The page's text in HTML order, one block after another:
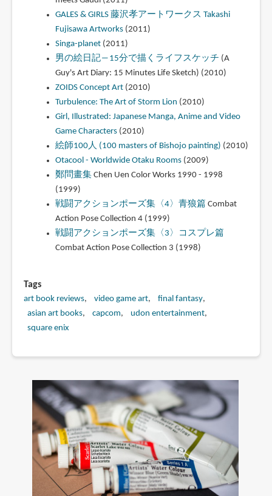
GALES & GIRLS 藤沢孝アートワークス Takashi
Fujisawa Artworks(2011)
Singa-planet(2011)
男の絵日記―15分で描くライフスケッチ (A
Guy's Art Diary: 15 Minutes Life Sketch) (2010)
ZOIDS Concept Art(2010)
Turbulence: The Art of Storm Lion (2010)
Girl, Illustrated: Japanese Manga, Anime and Video
Game Characters(2010)
絵師100人 (100 masters of Bishojo painting) (2010)
Otacool - Worldwide Otaku Rooms(2009)
鄭問畫集Chen Uen Color Works 1990 - 1998
(1999)
戦闘アクションポーズ集〈4〉青狼篇 Combat
Action Pose Collection 4 (1999)
戦闘アクションポーズ集〈3〉コスプレ篇
Combat Action Pose Collection 3 (1998)
Tags
art book reviews video game art
final fantasy
asian art books
capcom
udon entertainment
square enix